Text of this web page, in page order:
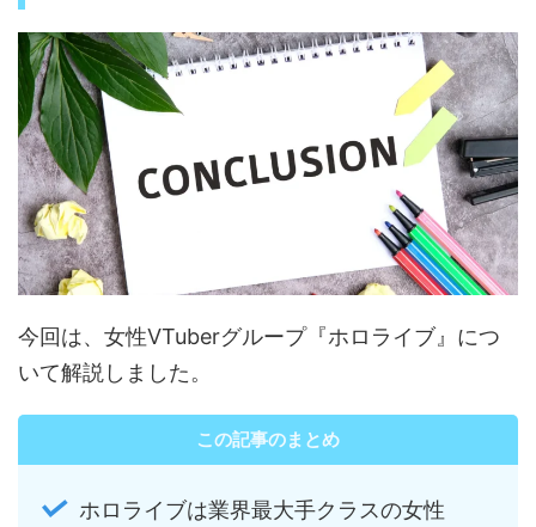
今回は、女性VTuberグループ『ホロライブ』につ
いて解説しました。
この記事のまとめ
ホロライブは業界最大手クラスの女性